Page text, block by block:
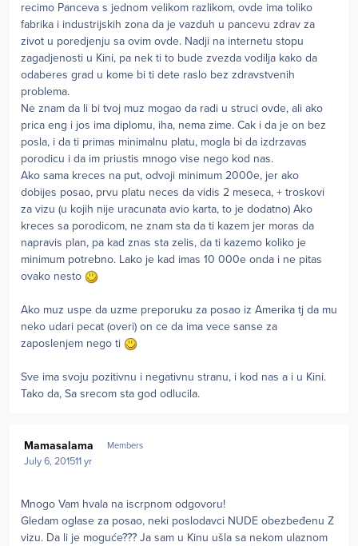
recimo Panceva s jednom velikom razlikom, ovde ima toliko
fabrika i industrijskih zona da je vazduh u pancevu zdrav za
zivot u poredjenju sa ovim ovde. Nadji na internetu stopu
zagadjenosti u Kini, pa nek ti to bude zvezda vodilja kako da
odaberes grad u kome bi ti dete raslo bez zdravstvenih
problema.
Ne znam da li bi tvoj muz mogao da radi u struci ovde, ali ako
prica eng i jos ima diplomu, iha, nema zime. Cak i da je on bez
posla, i da ti primas minimalnu platu, mogla bi da izdrzavas
porodicu i da im priustis mnogo vise nego kod nas.
Ako sama kreces na put, odvoji minimum 2000e, jer ako
dobijes posao, prvu platu neces da vidis 2 meseca, + troskovi
za vizu (u kojih nije uracunata avio karta, to je dodatno) Ako
kreces sa porodicom, ne znam sta da ti kazem jer moras da
napravis plan, pa kad znas sta zelis, da ti kazemo koliko je
minimum potrebno. Lako je kad imas 10 000e onda i ne pitas
ovako nesto
Ako muz uspe da uzme preporuku za posao iz Amerika tj da mu
neko udari pecat (overi) on ce da ima vece sanse za
zaposlenjem nego ti
Sve ima svoju pozitivnu i negativnu stranu, i kod nas a i u Kini.
Tako da, Sa srecom sta god odlucila.
Mamasalama Members
July 6, 201511 yr
Mnogo Vam hvala na iscrpnom odgovoru!
Gledam oglase za posao, neki poslodavci NUDE obezbeđenu Z
vizu. Da li je moguće??? Ja sam u Kinu ušla sa nekom ulaznom